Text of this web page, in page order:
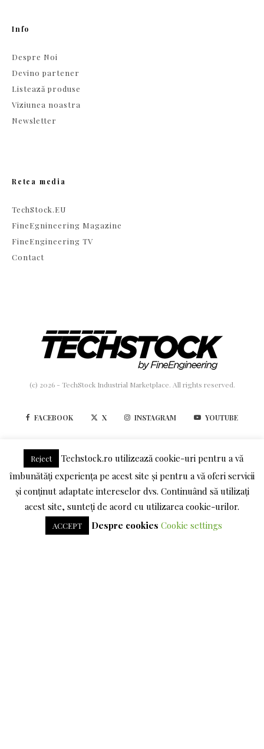
Info
Despre Noi
Devino partener
Listează produse
Viziunea noastra
Newsletter
Retea media
TechStock.EU
FineEgnineering Magazine
FineEngineering TV
Contact
(c) 2026 - TechStock Industrial Marketplace. All rights reserved.
FACEBOOK X INSTAGRAM YOUTUBE
LINKEDIN
TERMENI SI CONDITII POLITICA DE CONFIDENTIALITATE
DESPRE COOKIES
Reject
Techstock.ro utilizează cookie-uri pentru a vă
îmbunătăți experiența pe acest site și pentru a vă oferi servicii
și conținut adaptate intereselor dvs. Continuând să utilizați
acest site, sunteți de acord cu utilizarea cookie-urilor.
ACCEPT Despre cookies Cookie settings